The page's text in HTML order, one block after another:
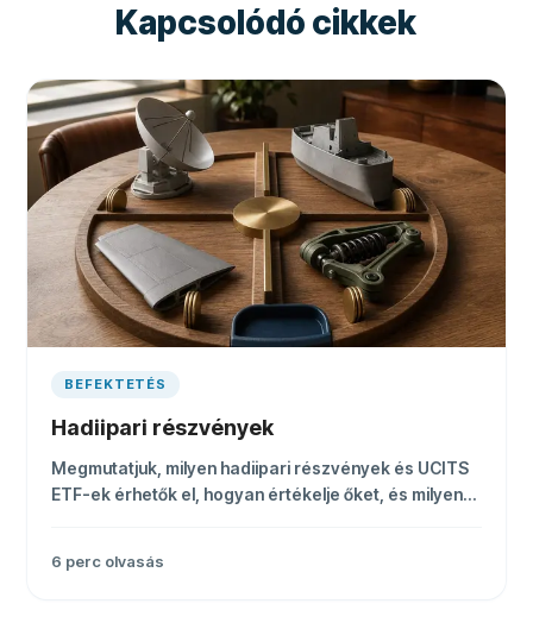
Kapcsolódó cikkek
BEFEKTETÉS
Hadiipari részvények
Megmutatjuk, milyen hadiipari részvények és UCITS
ETF-ek érhetők el, hogyan értékelje őket, és milyen
6 perc olvasás